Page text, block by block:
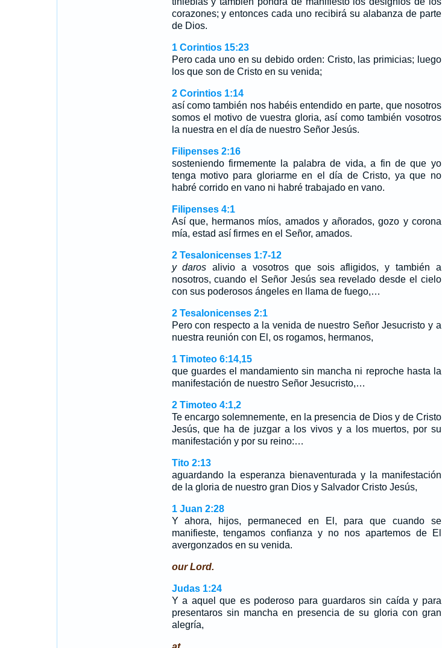
corazones; y entonces cada uno recibirá su alabanza de parte
de Dios.
1 Corintios 15:23
Pero cada uno en su debido orden: Cristo, las primicias; luego
los que son de Cristo en su venida;
2 Corintios 1:14
así como también nos habéis entendido en parte, que nosotros
somos el motivo de vuestra gloria, así como también vosotros
la nuestra en el día de nuestro Señor Jesús.
Filipenses 2:16
sosteniendo firmemente la palabra de vida, a fin de que yo
tenga motivo para gloriarme en el día de Cristo, ya que no
habré corrido en vano ni habré trabajado en vano.
Filipenses 4:1
Así que, hermanos míos, amados y añorados, gozo y corona
mía, estad así firmes en el Señor, amados.
2 Tesalonicenses 1:7-12
y daros alivio a vosotros que sois afligidos, y también a
nosotros, cuando el Señor Jesús sea revelado desde el cielo
con sus poderosos ángeles en llama de fuego,…
2 Tesalonicenses 2:1
Pero con respecto a la venida de nuestro Señor Jesucristo y a
nuestra reunión con El, os rogamos, hermanos,
1 Timoteo 6:14,15
que guardes el mandamiento sin mancha ni reproche hasta la
manifestación de nuestro Señor Jesucristo,…
2 Timoteo 4:1,2
Te encargo solemnemente, en la presencia de Dios y de Cristo
Jesús, que ha de juzgar a los vivos y a los muertos, por su
manifestación y por su reino:…
Tito 2:13
aguardando la esperanza bienaventurada y la manifestación
de la gloria de nuestro gran Dios y Salvador Cristo Jesús,
1 Juan 2:28
Y ahora, hijos, permaneced en El, para que cuando se
manifieste, tengamos confianza y no nos apartemos de El
avergonzados en su venida.
our Lord.
Judas 1:24
Y a aquel que es poderoso para guardaros sin caída y para
presentaros sin mancha en presencia de su gloria con gran
alegría,